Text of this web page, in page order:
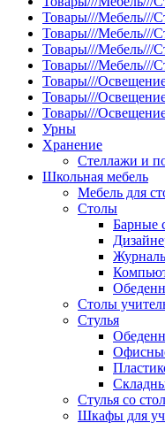
Товары///Мебель///
Товары///Мебель///
Товары///Мебель///
Товары///Мебель///
Товары///
Товары///
Товары///
Урны
Хранение
Стеллажи и
Школьная мебель
Мебель для
Столы
Барные
Столы
Стулья
Стулья со
Шкафы для